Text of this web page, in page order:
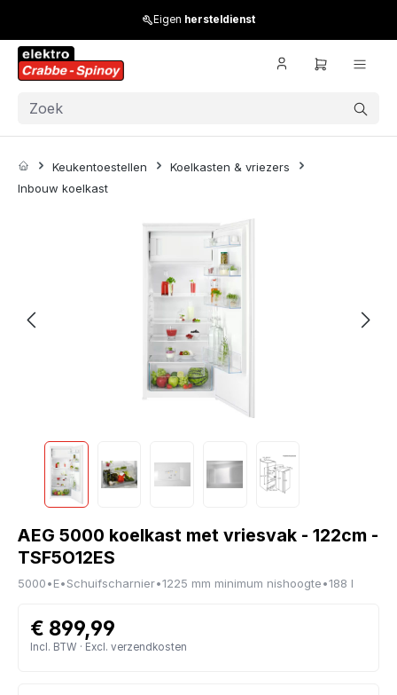
Eigen hersteldienst
Keukentoestellen
Koelkasten & vriezers
Inbouw koelkast
AEG 5000 koelkast met vriesvak - 122cm -
TSF5O12ES
5000•E•Schuifscharnier•1225 mm minimum nishoogte•188 l
€ 899,99
Incl. BTW · Excl. verzendkosten